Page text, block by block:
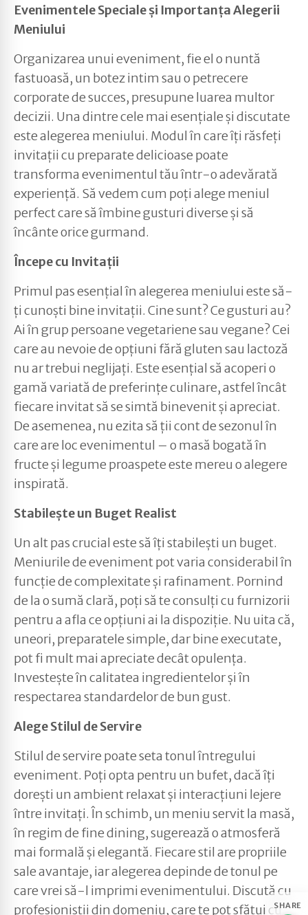
SHARE
Evenimentele Speciale și Importanța Alegerii
Meniului
Organizarea unui eveniment, fie el o nuntă
fastuoasă, un botez intim sau o petrecere
corporate de succes, presupune luarea multor
decizii. Una dintre cele mai esențiale și discutate
este alegerea meniului. Modul în care îți răsfeți
invitații cu preparate delicioase poate
transforma evenimentul tău într-o adevărată
experiență. Să vedem cum poți alege meniul
perfect care să îmbine gusturi diverse și să
încânte orice gurmand.
Începe cu Invitații
Primul pas esențial în alegerea meniului este să-
ți cunoști bine invitații. Cine sunt? Ce gusturi au?
Ai în grup persoane vegetariene sau vegane? Cei
care au nevoie de opțiuni fără gluten sau lactoză
nu ar trebui neglijați. Este esențial să acoperi o
gamă variată de preferințe culinare, astfel încât
fiecare invitat să se simtă binevenit și apreciat.
De asemenea, nu ezita să ții cont de sezonul în
care are loc evenimentul – o masă bogată în
fructe și legume proaspete este mereu o alegere
inspirată.
Stabilește un Buget Realist
Un alt pas crucial este să îți stabilești un buget.
Meniurile de eveniment pot varia considerabil în
funcție de complexitate și rafinament. Pornind
de la o sumă clară, poți să te consulți cu furnizorii
pentru a afla ce opțiuni ai la dispoziție. Nu uita că,
uneori, preparatele simple, dar bine executate,
pot fi mult mai apreciate decât opulența.
Investește în calitatea ingredientelor și în
respectarea standardelor de bun gust.
Alege Stilul de Servire
Stilul de servire poate seta tonul întregului
eveniment. Poți opta pentru un bufet, dacă îți
dorești un ambient relaxat și interacțiuni lejere
între invitați. În schimb, un meniu servit la masă,
în regim de fine dining, sugerează o atmosferă
mai formală și elegantă. Fiecare stil are propriile
sale avantaje, iar alegerea depinde de tonul pe
care vrei să-l imprimi evenimentului. Discută cu
profesioniștii din domeniu, care te pot sfătui cu